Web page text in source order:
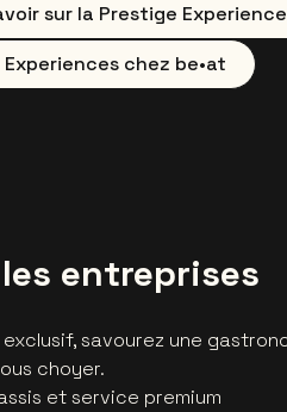
sur la Prestige Experience
chez be•at
entreprises
savourez une
choyer.
et service premium